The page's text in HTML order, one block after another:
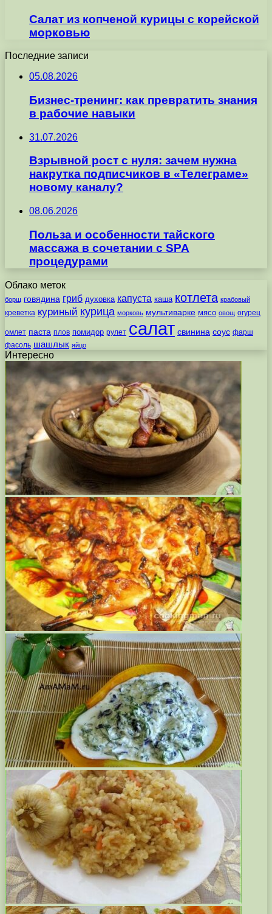
Салат из копченой курицы с корейской
морковью
Последние записи
05.08.2026
Бизнес-тренинг: как превратить знания
в рабочие навыки
31.07.2026
Взрывной рост с нуля: зачем нужна
накрутка подписчиков в «Телеграме»
новому каналу?
08.06.2026
Польза и особенности тайского
массажа в сочетании с SPA
процедурами
Облако меток
борщ говядина гриб духовка капуста каша котлета крабовый
креветка куриный курица морковь мультиварке мясо овощ огурец
омлет паста плов помидор рулет салат свинина соус фарш
фасоль шашлык яйцо
Интересно